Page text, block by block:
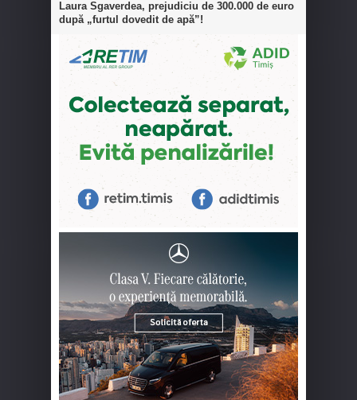
Laura Sgaverdea, prejudiciu de 300.000 de euro
după „furtul dovedit de apă”!